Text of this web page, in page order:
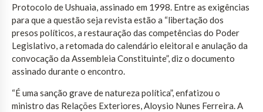
Protocolo de Ushuaia, assinado em 1998. Entre as exigências
para que a questão seja revista estão a “libertação dos
presos políticos, a restauração das competências do Poder
Legislativo, a retomada do calendário eleitoral e anulação da
convocação da Assembleia Constituinte”, diz o documento
assinado durante o encontro.
“É uma sanção grave de natureza política”, enfatizou o
ministro das Relações Exteriores, Aloysio Nunes Ferreira. A